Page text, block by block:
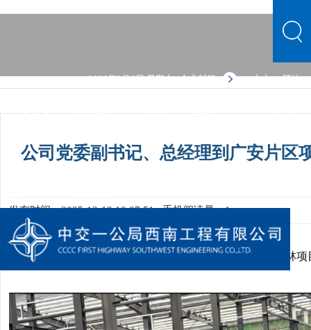
2026年8月8日 星期六企业邮箱 中文 | 繁体
中文首页 公司概况 文化品牌 新闻中心 主营业务
公司党委副书记、总经理到广安片区
发布时间：2025-12-19 10:07:51手机阅读量：1
12月 18日，公司党委副书记、总经理一行到华蓥储备林